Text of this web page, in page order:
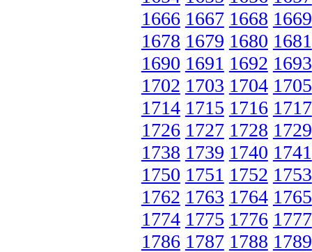
1666 1667 1668 1669
1678 1679 1680 1681
1690 1691 1692 1693
1702 1703 1704 1705
1714 1715 1716 1717
1726 1727 1728 1729
1738 1739 1740 1741
1750 1751 1752 1753
1762 1763 1764 1765
1774 1775 1776 1777
1786 1787 1788 1789